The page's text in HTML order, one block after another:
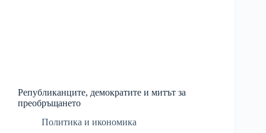
Републиканците, демократите и митът за
преобръщането
Политика и икономика